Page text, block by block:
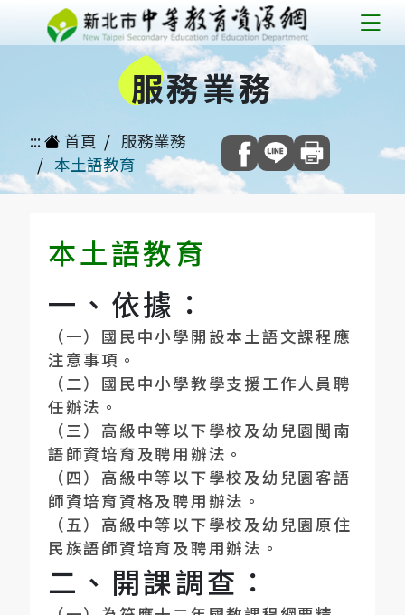
服務業務
::: 首頁
服務業務
本土語教育
本土語教育
一、依據：
（一）國民中小學開設本土語文課程應
注意事項。
（二）國民中小學教學支援工作人員聘
任辦法。
（三）高級中等以下學校及幼兒園閩南
語師資培育及聘用辦法。
（四）高級中等以下學校及幼兒園客語
師資培育資格及聘用辦法。
（五）高級中等以下學校及幼兒園原住
民族語師資培育及聘用辦法。
二、開課調查：